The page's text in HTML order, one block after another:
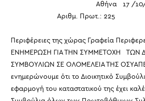
Αθήνα 17 /
Αριθμ. Πρωτ.: 225
Προς
Περιφέρειες της χώρας Γραφεία
ΕΝΗΜΕΡΩΣΗ ΓΙΑ ΤΗΝ ΣΥΜΜΕΤΟΧΗ ΤΩΝ
ΣΥΜΒΟΥΛΙΩΝ ΣΕ ΟΛΟΜΕΛΕΙΑ ΤΗΣ
ενημερώνουμε ότι το Διοικητικό
εφαρμογή του καταστατικού της έχει